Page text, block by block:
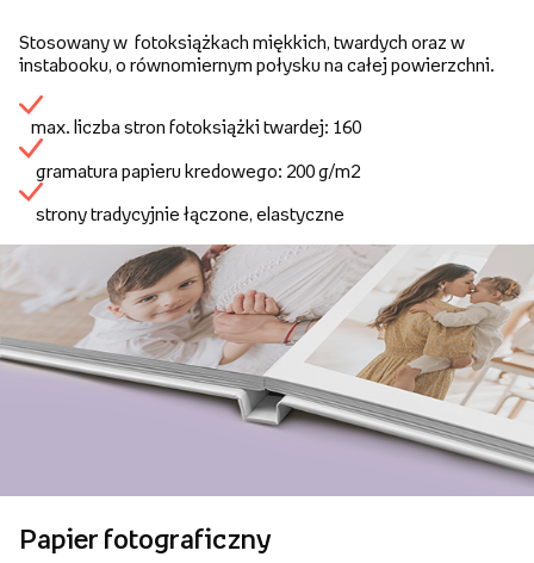
Stosowany w fotoksiążkach miękkich, twardych oraz w
instabooku, o równomiernym połysku na całej powierzchni.
max. liczba stron fotoksiążki twardej: 160
gramatura papieru kredowego: 200 g/m2
strony tradycyjnie łączone, elastyczne
Papier fotograficzny